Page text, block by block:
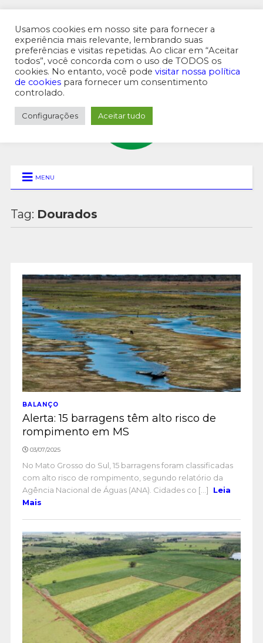
MENU SUPERIOR
MENU
Tag: Dourados
BALANÇO
Alerta: 15 barragens têm alto risco de
rompimento em MS
03/07/2025
No Mato Grosso do Sul, 15 barragens foram classificadas
com alto risco de rompimento, segundo relatório da
Agência Nacional de Águas (ANA). Cidades co [...]
Leia
Mais
Usamos cookies em nosso site para fornecer a
experiência mais relevante, lembrando suas
preferências e visitas repetidas. Ao clicar em “Aceitar
todos”, você concorda com o uso de TODOS os
cookies. No entanto, você pode visitar nossa política
de cookies para fornecer um consentimento
controlado.
Configurações Aceitar tudo